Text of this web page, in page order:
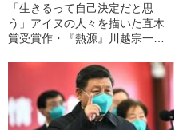
「生きるって自己決定だと思
う」アイヌの人々を描いた直木
賞受賞作・『熱源』川越宗一さ